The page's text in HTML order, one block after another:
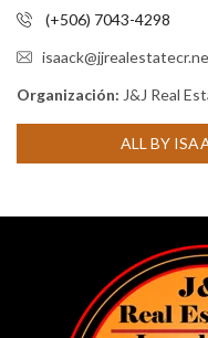
(+506) 7043-4298
Organización: J&J Real
ALL BY